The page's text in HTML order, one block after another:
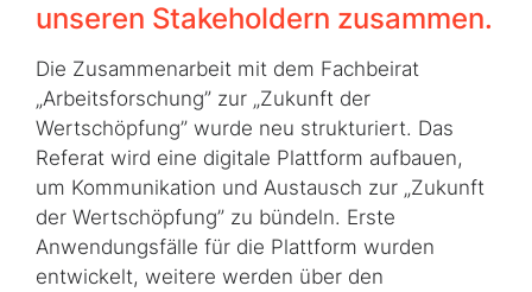
unseren Stakeholdern zusammen.
Die Zusammenarbeit mit dem Fachbeirat
„Arbeitsforschung” zur „Zukunft der
Wertschöpfung” wurde neu strukturiert. Das
Referat wird eine digitale Plattform aufbauen,
um Kommunikation und Austausch zur „Zukunft
der Wertschöpfung” zu bündeln. Erste
Anwendungsfälle für die Plattform wurden
entwickelt, weitere werden über den